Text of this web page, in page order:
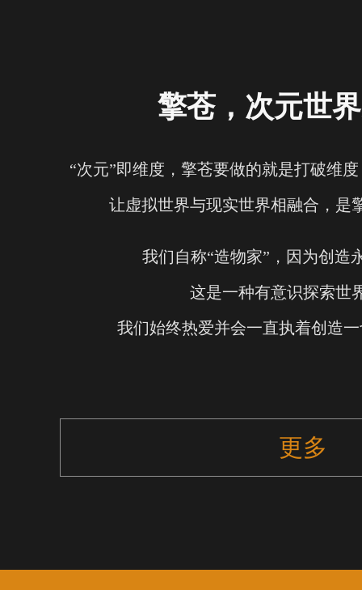
擎苍，次元世
“次元”即维度，擎苍要做的就是打破维
让虚拟世界与现实世界相融合，是
我们自称“造物家”，因为创造
这是一种有意识探索世
我们始终热爱并会一直执着创造
更多